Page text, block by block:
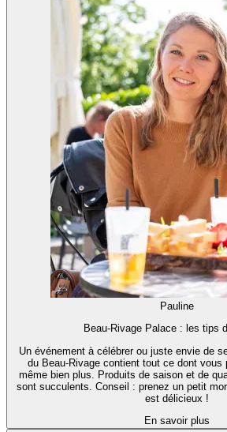
Pauline
Beau-Rivage Palace : les tips
Un événement à célébrer ou juste envie de
du Beau-Rivage contient tout ce dont vous
même bien plus. Produits de saison et de
sont succulents. Conseil : prenez un petit
est délicieux !
En savoir plus